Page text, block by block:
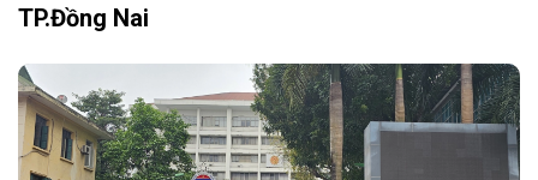
TP.Đồng Nai